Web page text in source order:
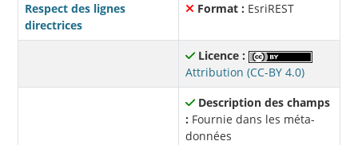
Respect des lignes
directrices
Format : EsriREST
Licence :
Attribution (CC-BY 4.0)
Description des champs
: Fournie dans les méta-
données